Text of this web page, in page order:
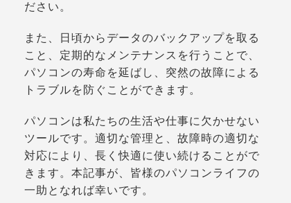
ださい。
また、日頃からデータのバックアップを取る
こと、定期的なメンテナンスを行うことで、
パソコンの寿命を延ばし、突然の故障による
トラブルを防ぐことができます。
パソコンは私たちの生活や仕事に欠かせない
ツールです。適切な管理と、故障時の適切な
対応により、長く快適に使い続けることがで
きます。本記事が、皆様のパソコンライフの
一助となれば幸いです。